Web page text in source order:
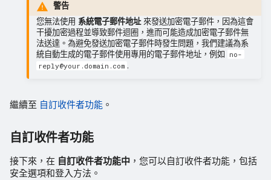
警告
您無法使用 系統電子郵件地址來發送加密電子郵件，因為這會
干擾加密過程並導致郵件迴圈，進而可能造成加密電子郵件無
法送達。為避免發送加密電子郵件時發生問題，我們建議為系
統自動生成的電子郵件使用專用的電子郵件地址，例如 no-
reply@your.domain.com .
繼續至 自訂收件者功能 。
自訂收件者功能
接下來，在 自訂收件者功能中 ，您可以自訂收件者功能，包括
安全選項和登入方法。